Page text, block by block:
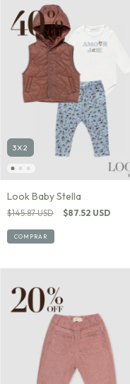
3X2
Look Baby Stella
$145.87 USD $87.52 USD
COMPRAR